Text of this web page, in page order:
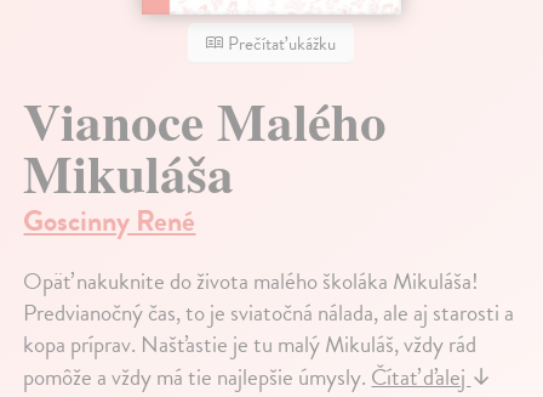
Prečítať ukážku
Vianoce Malého
Mikuláša
Goscinny René
Opäť nakuknite do života malého školáka Mikuláša!
Predvianočný čas, to je sviatočná nálada, ale aj starosti a
kopa príprav. Našťastie je tu malý Mikuláš, vždy rád
pomôže a vždy má tie najlepšie úmysly.Čítať ďalej↓